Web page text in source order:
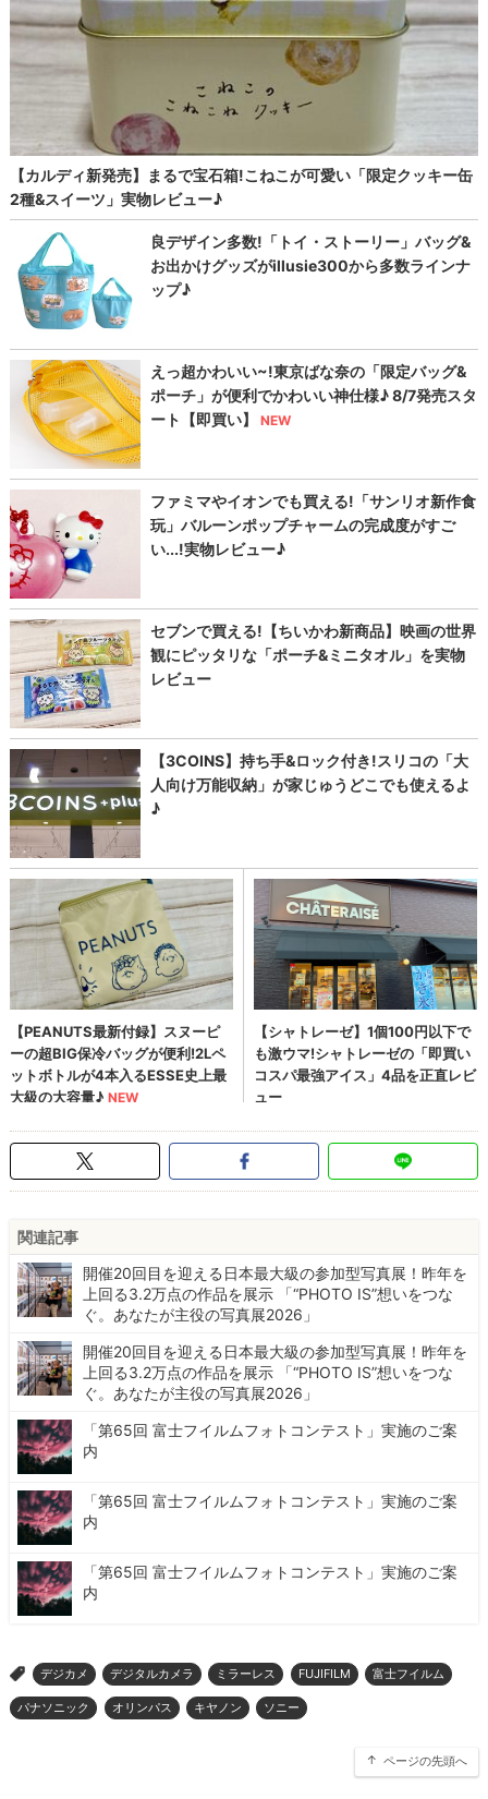
関連記事
開催20回目を迎える日本最大級の参加型写真展！昨年を
上回る3.2万点の作品を展示 「“PHOTO IS”想いをつな
ぐ。あなたが主役の写真展2026」
開催20回目を迎える日本最大級の参加型写真展！昨年を
上回る3.2万点の作品を展示 「“PHOTO IS”想いをつな
ぐ。あなたが主役の写真展2026」
「第65回 富士フイルムフォトコンテスト」実施のご案
内
「第65回 富士フイルムフォトコンテスト」実施のご案
内
「第65回 富士フイルムフォトコンテスト」実施のご案
内
> デジカメ デジタルカメラ ミラーレス FUJIFILM 富士フイルム
パナソニック オリンパス キヤノン ソニー
ページの先頭へ